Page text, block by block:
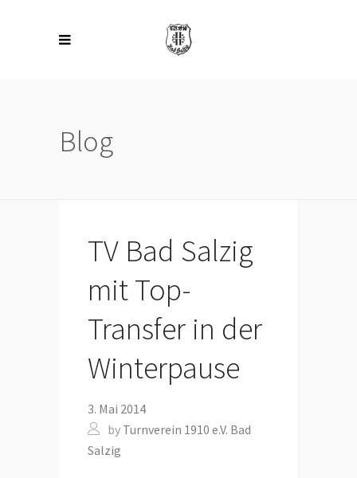
Blog
TV Bad Salzig
mit Top-
Transfer in der
Winterpause
3. Mai 2014
by Turnverein 1910 e.V. Bad
Salzig